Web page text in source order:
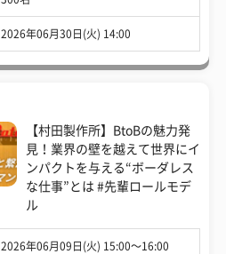
2026年06月30日(火) 14:00
【村田製作所】BtoBの魅力発
見！業界の壁を越えて世界にイ
ンパクトを与える“ボーダレス
な仕事”とは #先輩ロールモデ
ル
2026年06月09日(火) 15:00〜16:00